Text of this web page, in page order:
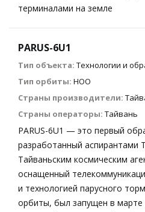
терминалами на земле
PARUS-6U1
Тип объекта: Технологии и
Тип орбиты: НОО
Страны производители:
Страны операторы: Тайвань
PARUS-6U1 — это первый
разработанный аспирантами
Тайваньским космическим
оснащенный
и технологией парусного
орбиты, был запущен в марте